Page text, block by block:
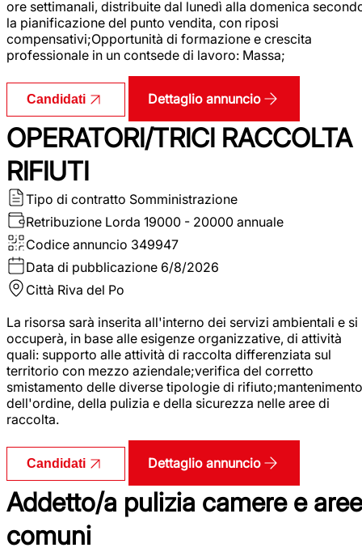
ore settimanali, distribuite dal lunedì alla domenica
la pianificazione del punto vendita, con riposi
compensativi;Opportunità di formazione e crescita
professionale in un contsede di lavoro: Massa;
Candidati Dettaglio annuncio
OPERATORI/TRICI RACCOLTA
RIFIUTI
Tipo di contratto Somministrazione
Retribuzione Lorda 19000 - 20000 annuale
Codice annuncio 349947
Data di pubblicazione 6/8/2026
Città Riva del Po
La risorsa sarà inserita all'interno dei servizi ambientali e si
occuperà, in base alle esigenze organizzative, di attività
quali: supporto alle attività di raccolta differenziata sul
territorio con mezzo aziendale;verifica del corretto
smistamento delle diverse tipologie di rifiuto;mantenimento
dell'ordine, della pulizia e della sicurezza nelle aree di
raccolta.
Candidati Dettaglio annuncio
Addetto/a pulizia camere e aree
comuni